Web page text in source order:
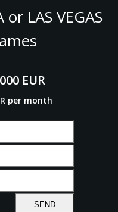
LAS VEGAS
EUR
per month